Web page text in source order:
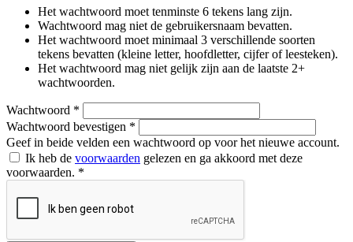
Het wachtwoord moet tenminste 6 tekens lang zijn.
Wachtwoord mag niet de gebruikersnaam bevatten.
Het wachtwoord moet minimaal 3 verschillende soorten
tekens bevatten (kleine letter, hoofdletter, cijfer of leesteken).
Het wachtwoord mag niet gelijk zijn aan de laatste 2+
wachtwoorden.
Wachtwoord *
Wachtwoord bevestigen *
Geef in beide velden een wachtwoord op voor het nieuwe account.
Ik heb de voorwaarden gelezen en ga akkoord met deze
voorwaarden. *